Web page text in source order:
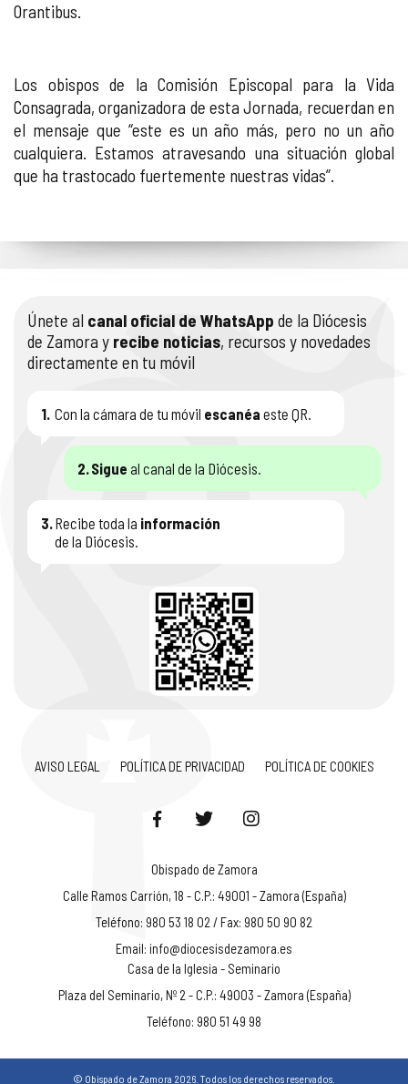
Orantibus.
Los obispos de la Comisión Episcopal para la Vida
Consagrada, organizadora de esta Jornada, recuerdan en
el mensaje que “este es un año más, pero no un año
cualquiera. Estamos atravesando una situación global
que ha trastocado fuertemente nuestras vidas”.
Únete al canal oficial de WhatsApp de la Diócesis
de Zamora y recibe noticias, recursos y novedades
directamente en tu móvil
1. Con la cámara de tu móvil escanéa este QR.
2.Sigue al canal de la Diócesis.
3.Recibe toda la información
de la Diócesis.
AVISO LEGAL POLÍTICA DE PRIVACIDAD POLÍTICA DE COOKIES
Obispado de Zamora
Calle Ramos Carrión, 18 - C.P.: 49001 - Zamora (España)
Teléfono: 980 53 18 02 / Fax: 980 50 90 82
Email: info@diocesisdezamora.es
Casa de la Iglesia - Seminario
Plaza del Seminario, Nº 2 - C.P.: 49003 - Zamora (España)
Teléfono: 980 51 49 98
© Obispado de Zamora 2026. Todos los derechos reservados.